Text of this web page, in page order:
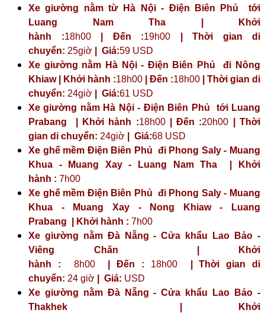
Xe giường nằm từ Hà Nội - Điện Biên Phủ tới
Luang Nam Tha | Khởi
hành :18h00| Đến :19h00 | Thời gian di
chuyển: 25giờ | Giá:59 USD
Xe giường nằm Hà Nội - Điện Biên Phủ đi Nông
Khiaw | Khởi hành :18h00 | Đến :18h00 | Thời gian di
chuyển: 24giờ | Giá:61 USD
Xe giường nằm Hà Nội - Điện Biên Phủ tới Luang
Prabang | Khởi hành :18h00| Đến :20h00 | Thời
gian di chuyển: 24giờ | Giá:68 USD
Xe ghế mềm Điện Biên Phủ đi Phong Saly - Muang
Khua - Muang Xay - Luang Nam Tha | Khởi
hành : 7h00
Xe ghế mềm Điện Biên Phủ đi Phong Saly - Muang
Khua - Muang Xay - Nong Khiaw - Luang
Prabang | Khởi hành : 7h00
Xe giường nằm Đà Nẵng - Cửa khẩu Lao Bảo -
Viêng Chăn | Khởi
hành : 8h00| Đến : 18h00| Thời gian di
chuyển: 24 giờ | Giá: USD
Xe giường nằm Đà Nẵng - Cửa khẩu Lao Bảo -
Thakhek | Khởi